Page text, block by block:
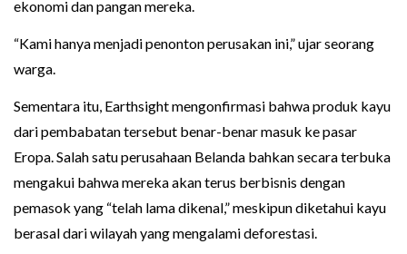
ekonomi dan pangan mereka.
“Kami hanya menjadi penonton perusakan ini,” ujar seorang
warga.
Sementara itu, Earthsight mengonfirmasi bahwa produk kayu
dari pembabatan tersebut benar-benar masuk ke pasar
Eropa. Salah satu perusahaan Belanda bahkan secara terbuka
mengakui bahwa mereka akan terus berbisnis dengan
pemasok yang “telah lama dikenal,” meskipun diketahui kayu
berasal dari wilayah yang mengalami deforestasi.